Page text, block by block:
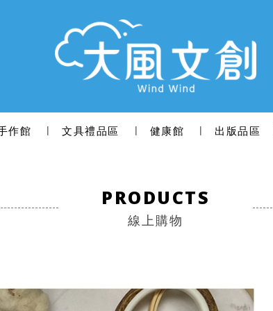
作館 文具禮品區 健康館 出版品區
PRODUCTS
線上購物